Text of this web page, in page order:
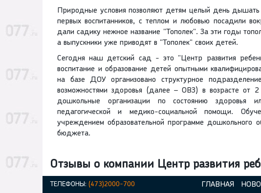
Природные условия позволяют детям целый день
первых воспитанников, с теплом и любовью посадили
дали садику нежное название "Тополек". За эти годы
а выпускники уже приводят в "Тополек" своих детей.
Сегодня наш детский сад - это "Центр развития
воспитание и образование детей опытными
на базе ДОУ организовано структурное
возможностями здоровья (далее – ОВЗ) в возрасте от
дошкольные организации по состоянию здоровья
педагогической и медико-социальной помощи.
учреждением образовательной программе дошкольного
бюджета.
Отзывы о компании Центр развития
ТЕЛЕФОНЫ: (473)2000-700 ГЛАВНАЯ